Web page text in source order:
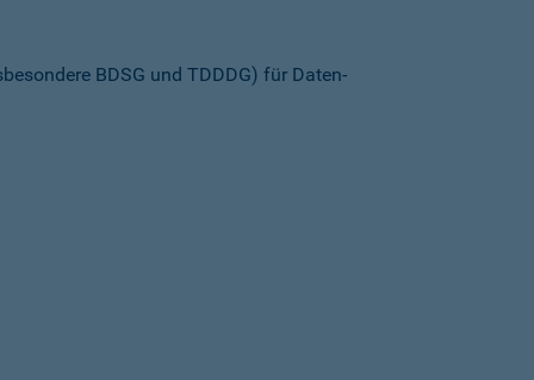
BDSG und TDDDG) für Daten­